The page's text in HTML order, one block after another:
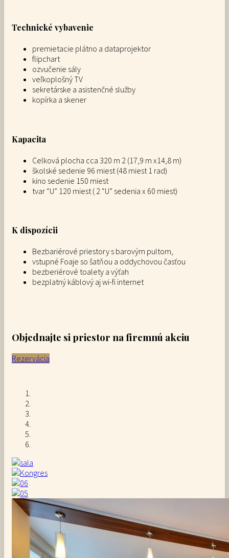
Technické vybavenie
premietacie plátno a dataprojektor
flipchart
ozvučenie sály
veľkoplošný TV
sekretárske a asistenčné služby
kopírka a skener
Kapacita
Celková plocha cca 320 m 2 (17,9 m x14,8 m)
školské sedenie 96 miest (48 miest 1 rad)
kino sedenie 150 miest
tvar “U” 120 miest ( 2 “U” sedenia x 60 miest)
K dispozícii
Bezbariérové priestory s barovým pultom,
vstupné Foaje so šatňou a oddychovou časťou
bezberiérové toalety a výťah
bezplatný káblový aj wi-fi internet
Objednajte si priestor na firemnú akciu
Rezervácia